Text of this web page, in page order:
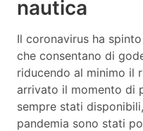
nautica
Il coronavirus ha
che consentano di
riducendo al minimo il
arrivato il momento di
sempre stati
pandemia sono stati